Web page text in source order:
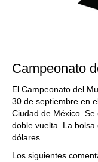
Campeonato
El Campeonato del
30 de septiembre en
Ciudad de México.
doble vuelta. La
dólares.
Los siguientes